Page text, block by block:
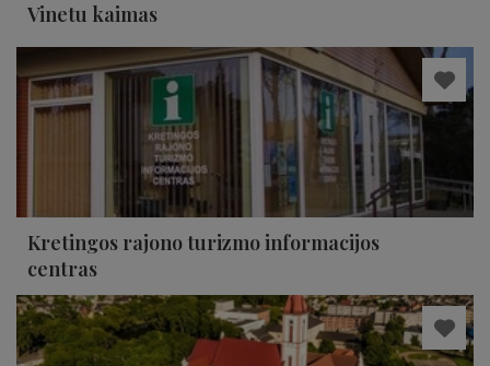
Vinetu kaimas
Kretingos rajono turizmo informacijos
centras